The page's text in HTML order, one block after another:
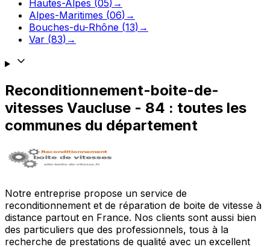
Hautes-Alpes (05) →
Alpes-Maritimes (06) →
Bouches-du-Rhône (13) →
Var (83) →
Reconditionnement-boite-de-
vitesses Vaucluse - 84 : toutes les
communes du département
Notre entreprise propose un service de
reconditionnement et de réparation de boite de vitesse à
distance partout en France. Nos clients sont aussi bien
des particuliers que des professionnels, tous à la
recherche de prestations de qualité avec un excellent